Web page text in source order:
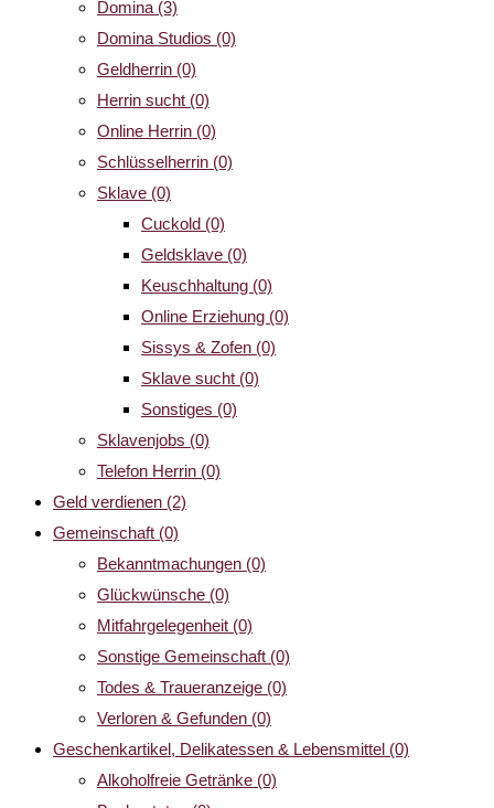
Domina (3)
Domina Studios (0)
Geldherrin (0)
Herrin sucht (0)
Online Herrin (0)
Schlüsselherrin (0)
Sklave (0)
Cuckold (0)
Geldsklave (0)
Keuschhaltung (0)
Online Erziehung (0)
Sissys & Zofen (0)
Sklave sucht (0)
Sonstiges (0)
Sklavenjobs (0)
Telefon Herrin (0)
Geld verdienen (2)
Gemeinschaft (0)
Bekanntmachungen (0)
Glückwünsche (0)
Mitfahrgelegenheit (0)
Sonstige Gemeinschaft (0)
Todes & Traueranzeige (0)
Verloren & Gefunden (0)
Geschenkartikel, Delikatessen & Lebensmittel (0)
Alkoholfreie Getränke (0)